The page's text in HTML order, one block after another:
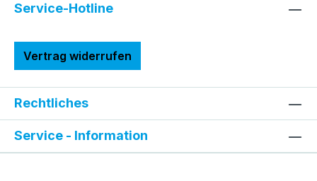
Service-Hotline
Vertrag widerrufen
Rechtliches
Service - Information